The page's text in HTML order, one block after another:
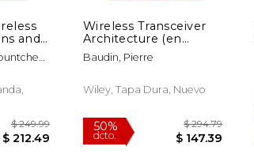
and
Wireless Transceiver
Architecture (en
Inglés)
Baudin, Pierre
Wiley, Tapa Dura, Nuevo